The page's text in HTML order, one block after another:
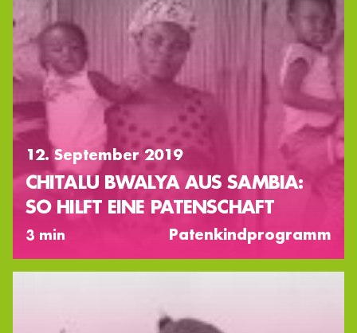
12. September 2019
CHITALU BWALYA AUS SAMBIA:
SO HILFT EINE PATENSCHAFT
3 min Patenkindprogramm